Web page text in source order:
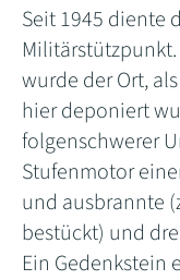
Seit 1945 diente
wurde der Ort,
hier deponiert
folgenschwerer
Stufenmotor
und ausbrannte
bestückt) und
Ein Gedenkstein